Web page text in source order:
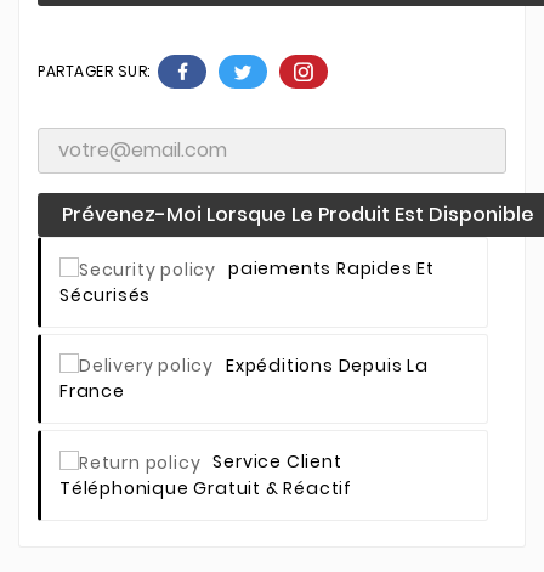
PARTAGER SUR:
Prévenez-Moi Lorsque Le Produit Est Disponible
Paiements Rapides Et
Sécurisés
Expéditions Depuis La
France
Service Client
Téléphonique Gratuit & Réactif